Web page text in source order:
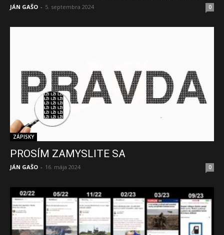
JÁN GAŠO - 5. septembra 2024 0
ZÁPISKY
PROSÍM ZAMYSLITE SA
JÁN GAŠO - 16. mája 2024 0